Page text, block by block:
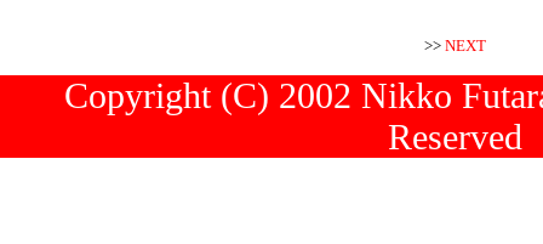
>> NEXT
Copyright (C) 2002 Nikko
Reserved